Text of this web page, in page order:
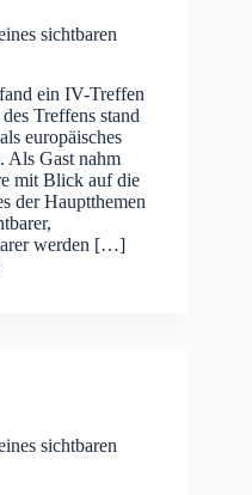
sichtbaren
ein IV-Treffen
Treffens stand
europäisches
Als Gast nahm
mit Blick auf die
der Hauptthemen
werden […]
sichtbaren